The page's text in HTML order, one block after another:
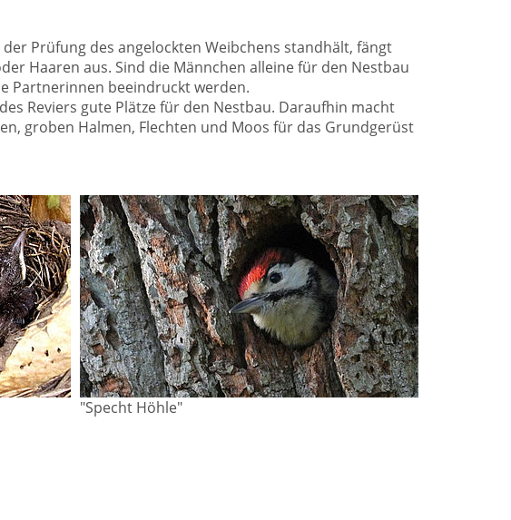
Prüfung des angelockten Weibchens standhält, fängt
Haaren aus. Sind die Männchen alleine für den Nestbau
Partnerinnen beeindruckt werden.
Reviers gute Plätze für den Nestbau. Daraufhin macht
groben Halmen, Flechten und Moos für das Grundgerüst
"Specht Höhle"